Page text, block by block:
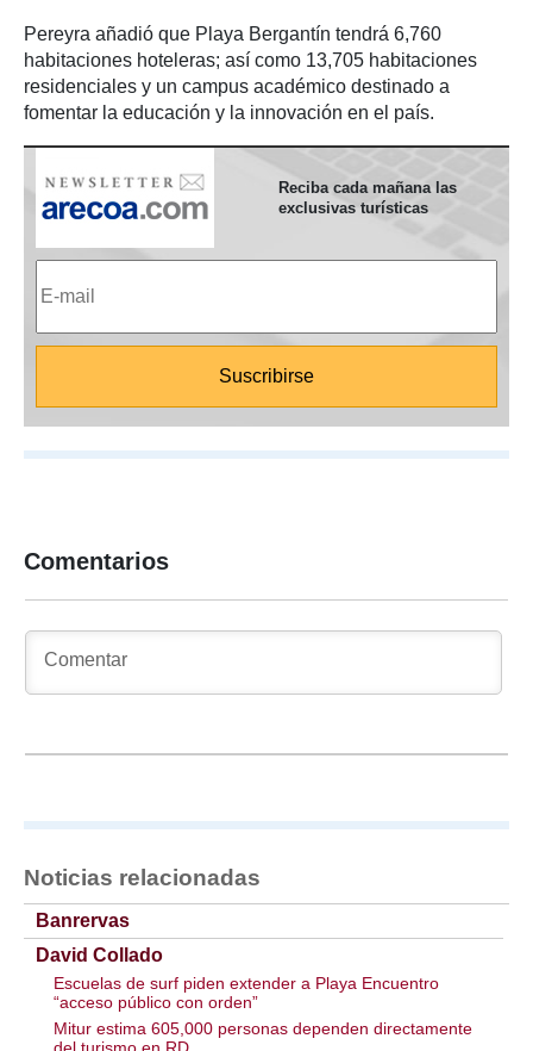
Pereyra añadió que Playa Bergantín tendrá 6,760
habitaciones hoteleras; así como 13,705 habitaciones
residenciales y un campus académico destinado a
fomentar la educación y la innovación en el país.
Reciba cada mañana las
exclusivas turísticas
Comentarios
Noticias relacionadas
Banrervas
David Collado
Escuelas de surf piden extender a Playa Encuentro
“acceso público con orden”
Mitur estima 605,000 personas dependen directamente